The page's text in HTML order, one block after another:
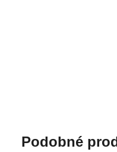
Podobné